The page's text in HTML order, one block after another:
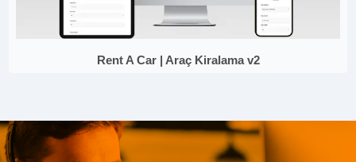
Rent A Car | Araç Kiralama v2